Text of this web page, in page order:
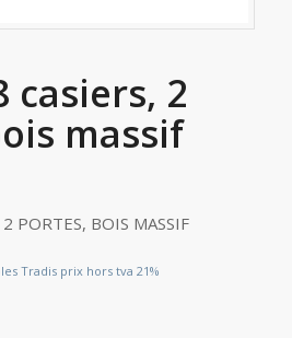
casiers, 2
massif
PORTES, BOIS MASSIF
Tradis prix hors tva 21%